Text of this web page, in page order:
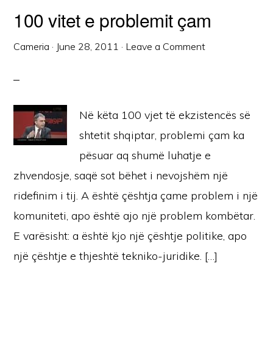
100 vitet e problemit çam
Cameria · June 28, 2011 · Leave a Comment
Në këta 100 vjet të ekzistencës së
shtetit shqiptar, problemi çam ka
pësuar aq shumë luhatje e
zhvendosje, saqë sot bëhet i nevojshëm një
ridefinim i tij. A është çështja çame problem i një
komuniteti, apo është ajo një problem kombëtar.
E varësisht: a është kjo një çështje politike, apo
një çështje e thjeshtë tekniko-juridike. […]